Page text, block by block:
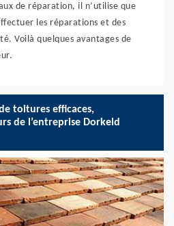
de réparation, il n’utilise que
les réparations et des
Voilà quelques avantages de
toitures efficaces,
de l’entreprise Dorkeld